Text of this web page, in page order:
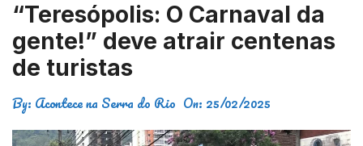
“Teresópolis: O Carnaval da
gente!” deve atrair centenas
de turistas
By: Acontece na Serra do Rio On: 25/02/2025